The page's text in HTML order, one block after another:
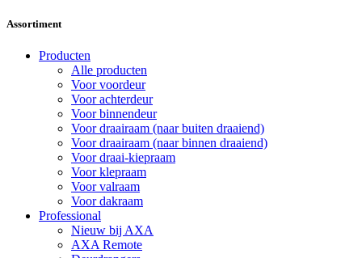
Assortiment
Producten
Alle producten
Voor voordeur
Voor achterdeur
Voor binnendeur
Voor draairaam (naar buiten draaiend)
Voor draairaam (naar binnen draaiend)
Voor draai-kiepraam
Voor klepraam
Voor valraam
Voor dakraam
Professional
Nieuw bij AXA
AXA Remote